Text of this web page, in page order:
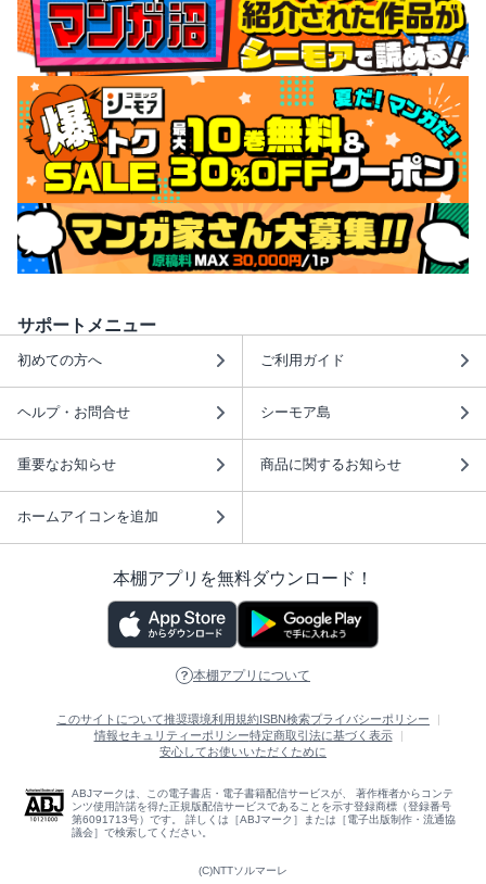
サポートメニュー
初めての方へ ご利用ガイド
ヘルプ・お問合せ シーモア島
重要なお知らせ 商品に関するお知らせ
ホームアイコンを追加
本棚アプリを無料ダウンロード！
本棚アプリについて
このサイトについて推奨環境利用規約 ISBN検索プライバシーポリシー
情報セキュリティーポリシー特定商取引法に基づく表示
安心してお使いいただくために
ABJマークは、この電子書店・電子書籍配信サービスが、 著作権者からコンテ
ンツ使用許諾を得た正規版配信サービスであることを示す登録商標（登録番号
第6091713号）です。 詳しくは［ABJマーク］または［電子出版制作・流通協
議会］で検索してください。
(C)NTTソルマーレ